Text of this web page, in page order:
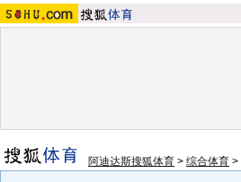
阿迪达斯搜狐体育 > 综合体育 >